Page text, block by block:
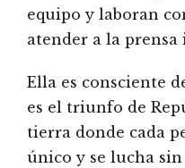
equipo y laboran
atender a la prensa
Ella es consciente
es el triunfo de
tierra donde cada
único y se lucha